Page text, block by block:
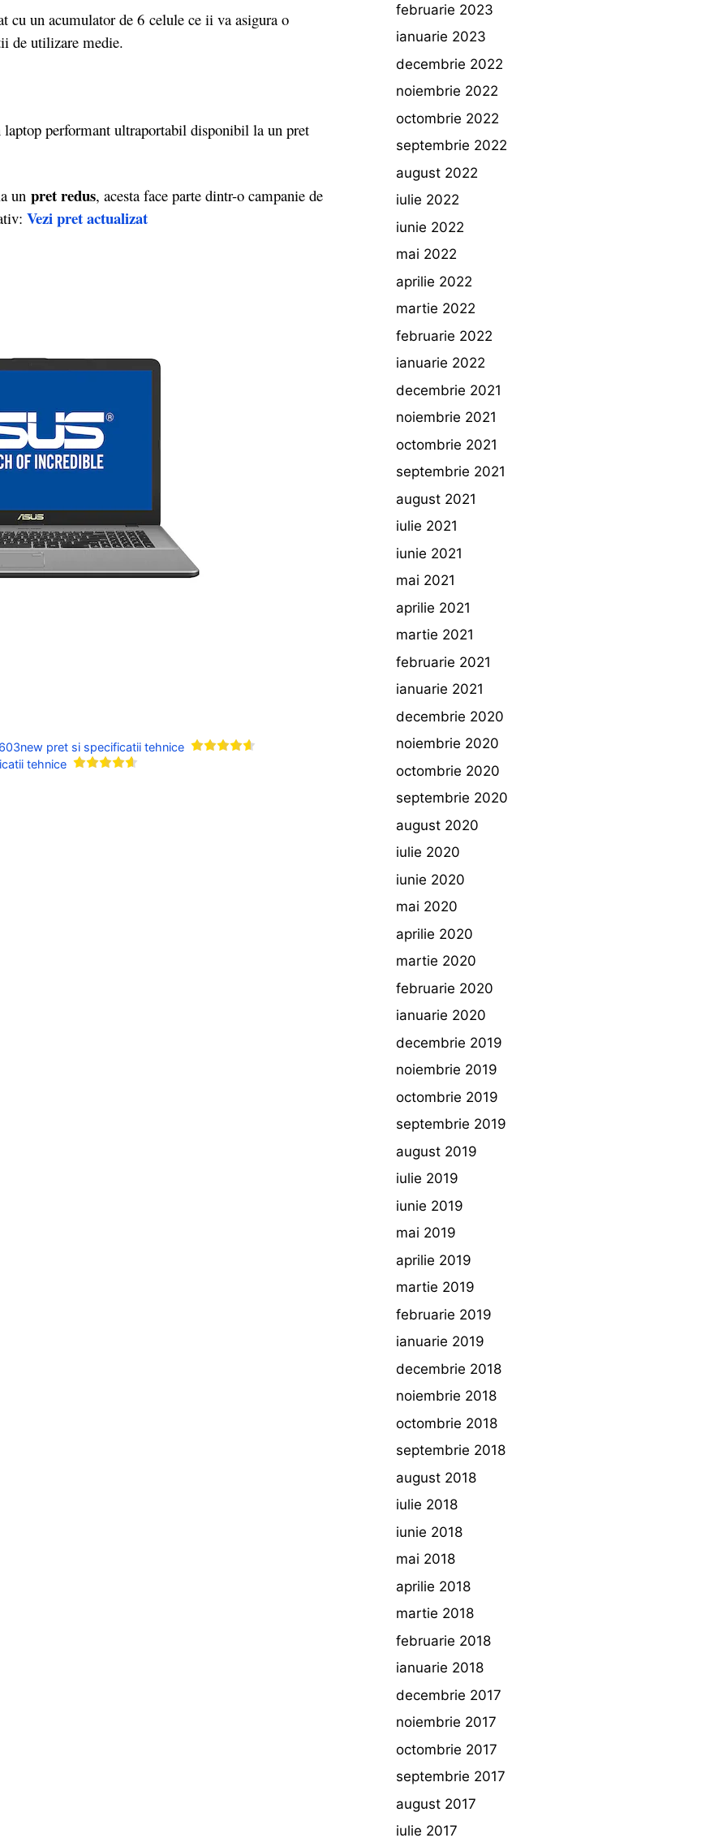
un acumulator de 6 celule ce ii va asigura o
de utilizare medie.
performant ultraportabil disponibil la un pret
un pret redus, acesta face parte dintr-o campanie de
Vezi pret actualizat
pret si specificatii tehnice
tehnice
februarie 2023
ianuarie 2023
decembrie 2022
noiembrie 2022
octombrie 2022
septembrie 2022
august 2022
iulie 2022
iunie 2022
mai 2022
aprilie 2022
martie 2022
februarie 2022
ianuarie 2022
decembrie 2021
noiembrie 2021
octombrie 2021
septembrie 2021
august 2021
iulie 2021
iunie 2021
mai 2021
aprilie 2021
martie 2021
februarie 2021
ianuarie 2021
decembrie 2020
noiembrie 2020
octombrie 2020
septembrie 2020
august 2020
iulie 2020
iunie 2020
mai 2020
aprilie 2020
martie 2020
februarie 2020
ianuarie 2020
decembrie 2019
noiembrie 2019
octombrie 2019
septembrie 2019
august 2019
iulie 2019
iunie 2019
mai 2019
aprilie 2019
martie 2019
februarie 2019
ianuarie 2019
decembrie 2018
noiembrie 2018
octombrie 2018
septembrie 2018
august 2018
iulie 2018
iunie 2018
mai 2018
aprilie 2018
martie 2018
februarie 2018
ianuarie 2018
decembrie 2017
noiembrie 2017
octombrie 2017
septembrie 2017
august 2017
iulie 2017